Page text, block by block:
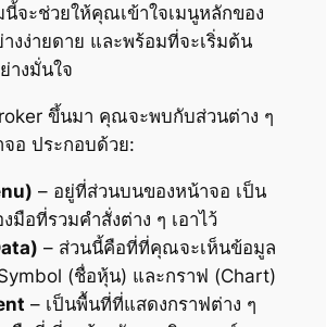
จะช่วยให้คุณเข้าใจเมนูหลักของ
งง่ายดาย และพร้อมที่จะเริ่มต้น
างมั่นใจ
ขึ้นมา คุณจะพบกับส่วนต่าง ๆ
อ ประกอบด้วย:
– อยู่ที่ส่วนบนของหน้าจอ เป็น
มือที่รวมคำสั่งต่าง ๆ เอาไว้
– ส่วนนี้คือที่ที่คุณจะเห็นข้อมูล
(ชื่อหุ้น) และกราฟ (Chart)
– เป็นพื้นที่ที่แสดงกราฟต่าง ๆ